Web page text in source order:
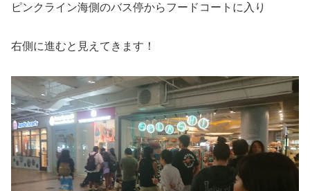
ピンクライン海側のバス停からフードコートに入り
右側に進むと見えてきます！